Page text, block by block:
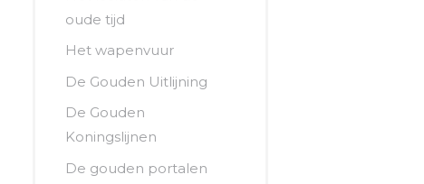
oude tijd
Het wapenvuur
De Gouden Uitlijning
De Gouden
Koningslijnen
De gouden portalen